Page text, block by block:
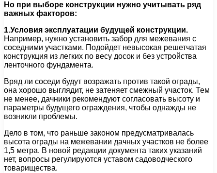
Но при выборе конструкции нужно учитывать ряд
важных факторов:
1.Условия эксплуатации будущей конструкции.
Например, нужно установить забор для межевания с
соседними участками. Подойдет невысокая решетчатая
конструкция из легких по весу досок и без устройства
ленточного фундамента.
Вряд ли соседи будут возражать против такой ограды,
она хорошо выглядит, не затеняет смежный участок. Тем
не менее, дачники рекомендуют согласовать высоту и
параметры будущего ограждения, чтобы однажды не
возникли проблемы.
Дело в том, что раньше законом предусматривалась
высота ограды на межевании дачных участков не более
1,5 метра. В новой редакции документа таких указаний
нет, вопросы регулируются уставом садоводческого
товарищества.